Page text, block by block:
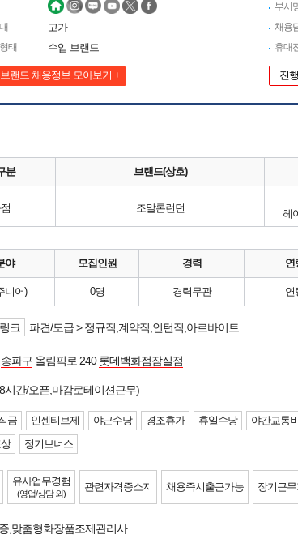
고가
태 수입 브랜드
랜드 채용정보 모아보기 +
부서
채용
휴대
진
분 브랜드(상호)
조말론런던
헤
야 모집인원 경력 연
니어) 0명 경력무관 연
크 파견/도급 > 정규직,계약직,인턴직,아르바이트
송파구 올림픽로 240롯데백화점잠실점
시간/오픈,마감로테이션근무)
금 인센티브제 야근수당 경조휴가 휴일수당 야간교통
정기보너스
유사업무경험
(영업/상담 외)
관련자격증소지 채용즉시출근가능 장기근
,맞춤형화장품조제관리사